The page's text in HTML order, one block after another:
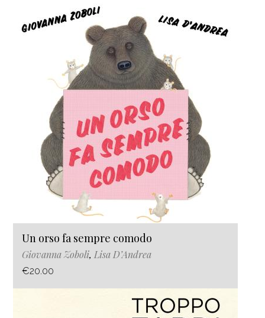
Un orso fa sempre comodo
Giovanna Zoboli, Lisa D’Andrea
€20.00